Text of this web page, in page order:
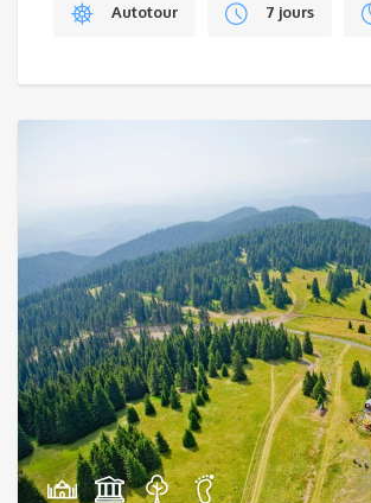
Autotour 7 jours